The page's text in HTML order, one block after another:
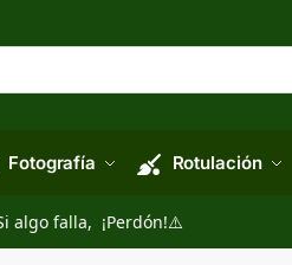
Fotografía Rotulación
algo falla, ¡Perdón!⚠️